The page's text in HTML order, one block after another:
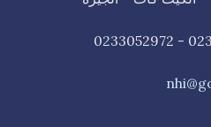
233052972